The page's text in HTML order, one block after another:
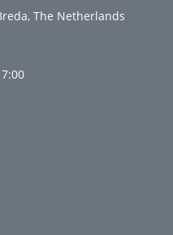
The Netherlands